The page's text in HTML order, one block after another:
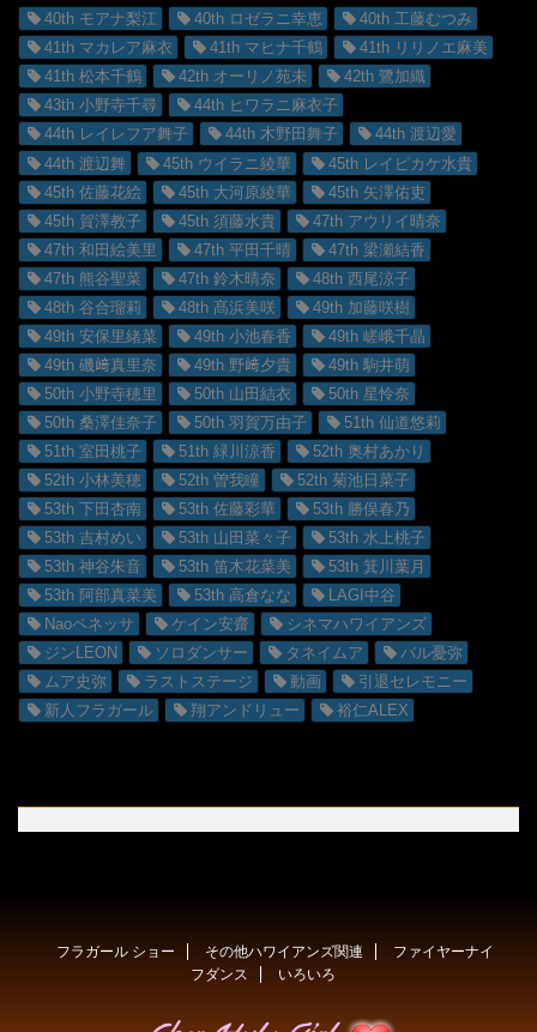
40th モアナ梨江 40th ロゼラニ幸恵
40th 工藤むつみ
41th マカレア麻衣
41th マヒナ千鶴
41th リリノエ麻美
41th 松本千鶴
42th オーリノ苑未
42th 鷺加織
43th 小野寺千尋
44th ヒワラニ麻衣子
44th レイレフア舞子
44th 木野田舞子
44th 渡辺愛
44th 渡辺舞
45th ウイラニ綾華
45th レイピカケ水貴
45th 佐藤花絵
45th 大河原綾華
45th 矢澤佑吏
45th 賀澤教子
45th 須藤水貴
47th アウリイ晴奈
47th 和田絵美里
47th 平田千晴
47th 梁瀬結香
47th 熊谷聖菜
47th 鈴木晴奈
48th 西尾涼子
48th 谷合瑠莉
48th 髙浜美咲
49th 加藤咲樹
49th 安保里緒菜
49th 小池春香
49th 嵯峨千晶
49th 磯﨑真里奈
49th 野﨑夕貴
49th 駒井萌
50th 小野寺穂里
50th 山田結衣
50th 星怜奈
50th 桑澤佳奈子
50th 羽賀万由子
51th 仙道悠莉
51th 室田桃子
51th 緑川涼香
52th 奥村あかり
52th 小林美穂
52th 曽我瞳
52th 菊池日菜子
53th 下田杏南
53th 佐藤彩華
53th 勝俣春乃
53th 吉村めい
53th 山田菜々子
53th 水上桃子
53th 神谷朱音
53th 笛木花菜美
53th 箕川葉月
53th 阿部真菜美
53th 高倉なな
LAGI中谷
Naoペネッサ
ケイン安齋
シネマハワイアンズ
ジンLEON
ソロダンサー タネイムア
バル憂弥
ムア史弥
ラストステージ 動画
引退セレモニー
新人フラガール
翔アンドリュー 裕仁ALEX
フラガール ショー その他ハワイアンズ関連
ファイヤーナイ
フダンス
いろいろ